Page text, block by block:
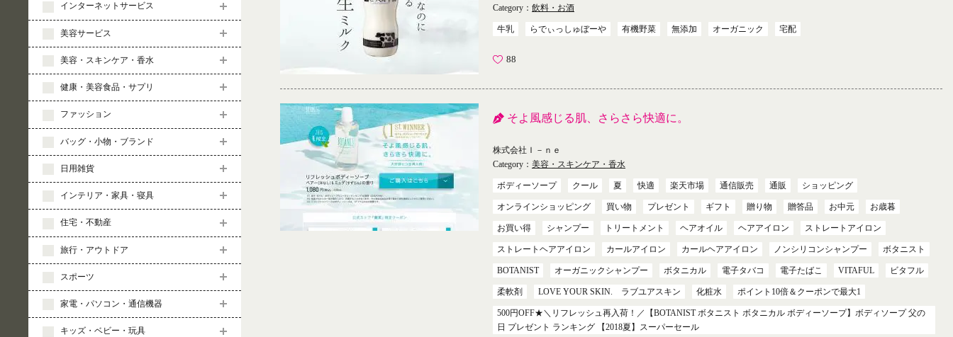
インターネットサービス
美容サービス
美容・スキンケア・香水
健康・美容食品・サプリ
ファッション
バッグ・小物・ブランド
日用雑貨
インテリア・家具・寝具
住宅・不動産
旅行・アウトドア
スポーツ
家電・パソコン・通信機器
キッズ・ベビー・玩具
Category： 飲料・お酒
牛乳 らでぃっしゅぼーや 有機野菜 無添加 オーガニック 宅配
88
そよ風感じる肌、さらさら快適に。
株式会社Ｉ－ｎｅ
Category： 美容・スキンケア・香水
ボディーソープ クール 夏 快適 楽天市場 通信販売 通販 ショッピング
オンラインショッピング 買い物 プレゼント ギフト 贈り物 贈答品 お中元 お歳暮
お買い得 シャンプー トリートメント ヘアオイル ヘアアイロン ストレートアイロン
ストレートヘアアイロン カールアイロン カールヘアアイロン ノンシリコンシャンプー ボタニスト
BOTANIST オーガニックシャンプー ボタニカル 電子タバコ 電子たばこ VITAFUL ビタフル
柔軟剤 LOVE YOUR SKIN. ラブユアスキン 化粧水 ポイント10倍＆クーポンで最大1
500円OFF★＼リフレッシュ再入荷！／【BOTANIST ボタニスト ボタニカル ボディーソープ】ボディソープ 父の
日 プレゼント ランキング 【2018夏】スーパーセール